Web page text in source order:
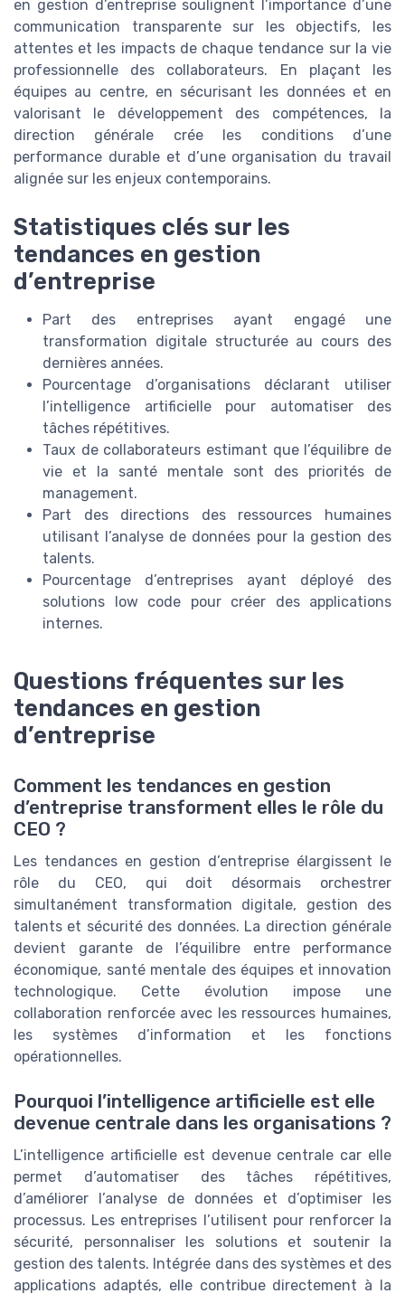
en gestion d’entreprise soulignent l’importance d’une
communication transparente sur les objectifs, les
attentes et les impacts de chaque tendance sur la vie
professionnelle des collaborateurs. En plaçant les
équipes au centre, en sécurisant les données et en
valorisant le développement des compétences, la
direction générale crée les conditions d’une
performance durable et d’une organisation du travail
alignée sur les enjeux contemporains.
Statistiques clés sur les
tendances en gestion
d’entreprise
Part des entreprises ayant engagé une
transformation digitale structurée au cours des
dernières années.
Pourcentage d’organisations déclarant utiliser
l’intelligence artificielle pour automatiser des
tâches répétitives.
Taux de collaborateurs estimant que l’équilibre de
vie et la santé mentale sont des priorités de
management.
Part des directions des ressources humaines
utilisant l’analyse de données pour la gestion des
talents.
Pourcentage d’entreprises ayant déployé des
solutions low code pour créer des applications
internes.
Questions fréquentes sur les
tendances en gestion
d’entreprise
Comment les tendances en gestion
d’entreprise transforment elles le rôle du
CEO ?
Les tendances en gestion d’entreprise élargissent le
rôle du CEO, qui doit désormais orchestrer
simultanément transformation digitale, gestion des
talents et sécurité des données. La direction générale
devient garante de l’équilibre entre performance
économique, santé mentale des équipes et innovation
technologique. Cette évolution impose une
collaboration renforcée avec les ressources humaines,
les systèmes d’information et les fonctions
opérationnelles.
Pourquoi l’intelligence artificielle est elle
devenue centrale dans les organisations ?
L’intelligence artificielle est devenue centrale car elle
permet d’automatiser des tâches répétitives,
d’améliorer l’analyse de données et d’optimiser les
processus. Les entreprises l’utilisent pour renforcer la
sécurité, personnaliser les solutions et soutenir la
gestion des talents. Intégrée dans des systèmes et des
applications adaptés, elle contribue directement à la